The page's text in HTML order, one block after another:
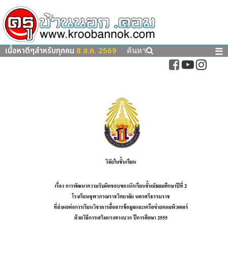
เนื้อหาดีๆสำหรับทุกคน 8 ส.ค. 2569 ค้นหา ☰